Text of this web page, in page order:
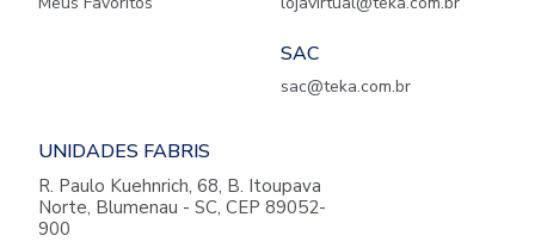
SAC
sac@teka.com.br
UNIDADES FABRIS
R. Paulo Kuehnrich, 68, B. Itoupava
Norte, Blumenau - SC, CEP 89052-
900